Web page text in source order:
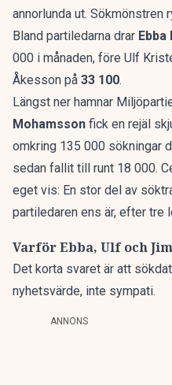
annorlunda ut. Sökmönstren
Bland partiledarna drar Ebba
000 i månaden, före Ulf
Åkesson på 33 100.
Längst ner hamnar
Mohamsson fick en rejäl
omkring 135 000 sökningar
sedan fallit till runt 18 000.
eget vis: En stor del av
partiledaren ens är, efter tre
Varför Ebba, Ulf och
Det korta svaret är att
nyhetsvärde, inte sympati.
ANNONS